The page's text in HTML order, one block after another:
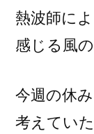
熱波師に
感じる風の
今週の休
考えてい